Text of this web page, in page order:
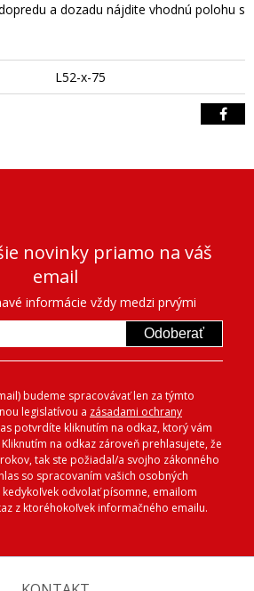
a dozadu nájdite vhodnú polohu s
L52-x-75
novinky priamo na váš
email
informácie vždy medzi prvými
Odoberať
budeme spracovávať len za týmto
legislatívou a zásadami ochrany
potvrdíte kliknutím na odkaz, ktorý vám
na odkaz zároveň prehlasujete, že
tak ste požiadal/a svojho zákonného
so spracovaním vašich osobných
kedykoľvek odvolať písomne, emailom
z ktoréhokoľvek informačného emailu.